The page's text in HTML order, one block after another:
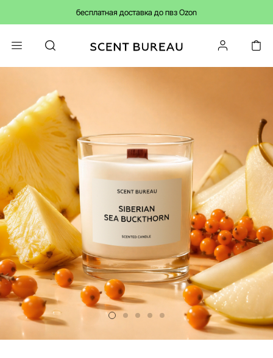
бесплатная доставка до пвз Ozon